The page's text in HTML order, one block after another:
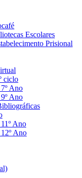
Escolares
Prisional
ciclo
Ano
Ano
Ano
Ano